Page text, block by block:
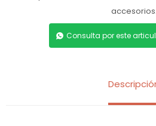
accesorios.
Consulta por este